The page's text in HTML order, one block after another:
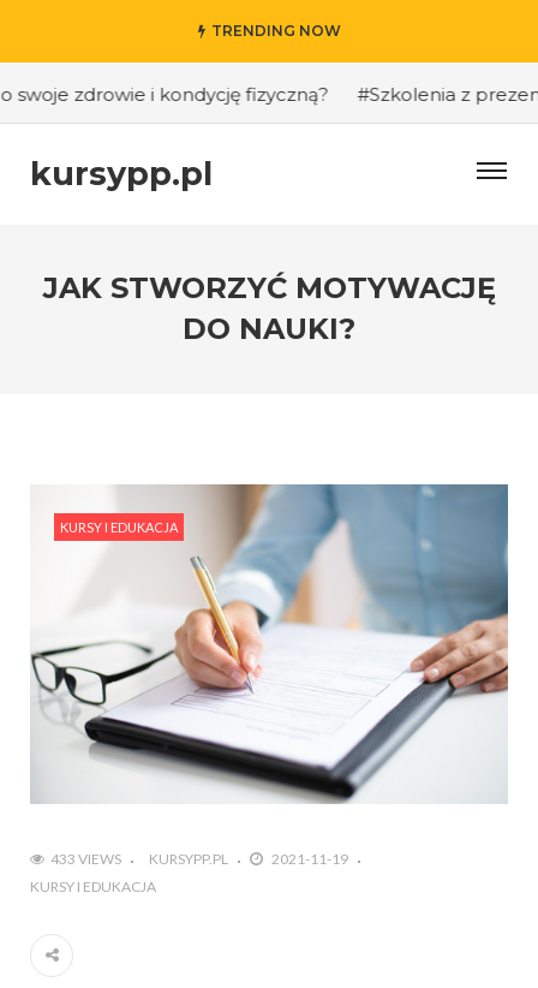
TRENDING NOW
zdrowie i kondycję fizyczną? #Szkolenia z
kursypp.pl
JAK STWORZYĆ MOTYWACJĘ
DO NAUKI?
KURSY I EDUKACJA
433 VIEWS KURSYPP.PL
2021-11-19
KURSY I EDUKACJA